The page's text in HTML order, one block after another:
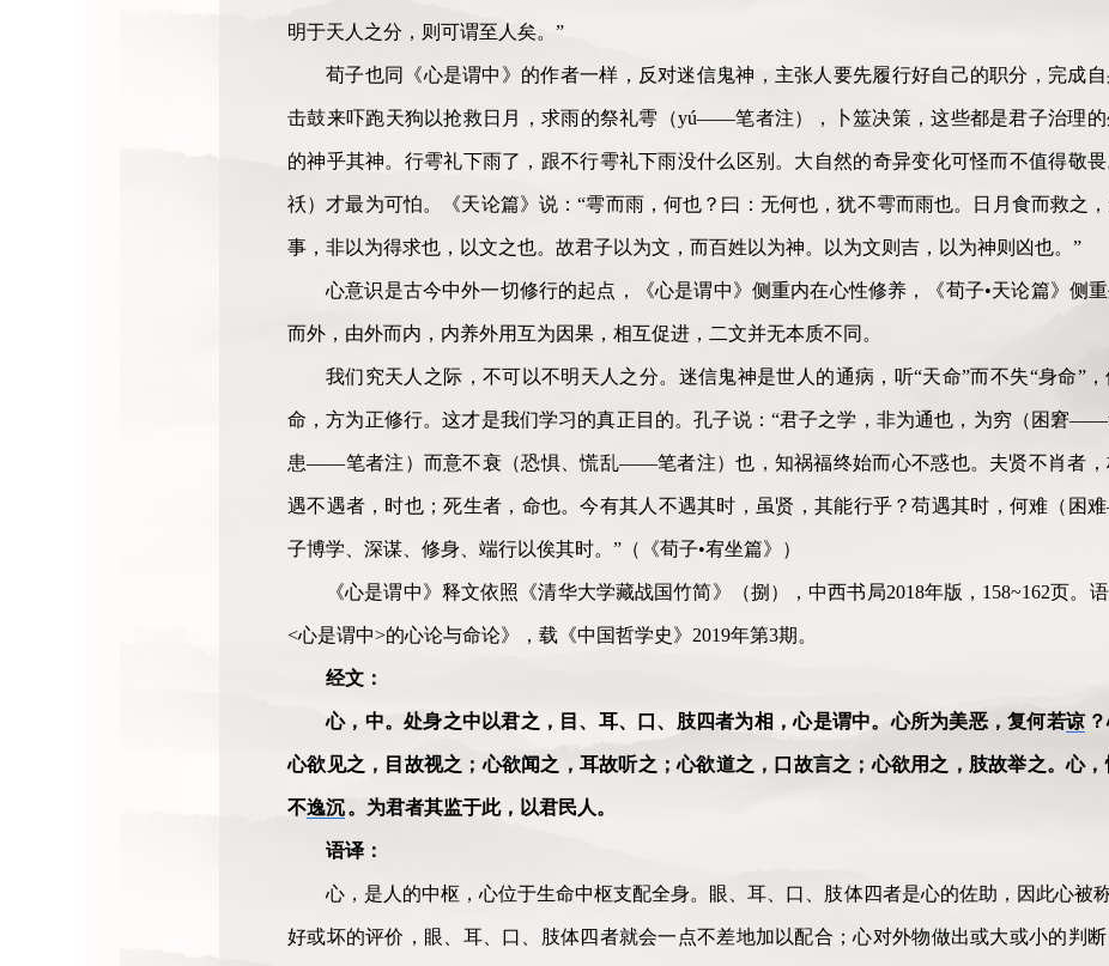
明于天人之分，则可谓至人矣。”
荀子也同《心是谓中》的作者一样，反对迷信鬼神，主张人要先履行好自己的职分，完成
击鼓来吓跑天狗以抢救日月，求雨的祭礼雩（yú——笔者注），卜筮决策，这些都是君子治理
的神乎其神。行雩礼下雨了，跟不行雩礼下雨没什么区别。大自然的奇异变化可怪而不值得敬
祅）才最为可怕。《天论篇》说：“雩而雨，何也？曰：无何也，犹不雩而雨也。日月食而救之
事，非以为得求也，以文之也。故君子以为文，而百姓以为神。以为文则吉，以为神则凶也。”
心意识是古今中外一切修行的起点，《心是谓中》侧重内在心性修养，《荀子•天论篇》侧
而外，由外而内，内养外用互为因果，相互促进，二文并无本质不同。
我们究天人之际，不可以不明天人之分。迷信鬼神是世人的通病，听“天命”而不失“身命”
命，方为正修行。这才是我们学习的真正目的。孔子说：“君子之学，非为通也，为穷（困窘
患——笔者注）而意不衰（恐惧、慌乱——笔者注）也，知祸福终始而心不惑也。夫贤不肖者，
遇不遇者，时也；死生者，命也。今有其人不遇其时，虽贤，其能行乎？苟遇其时，何难（困
子博学、深谋、修身、端行以俟其时。”（《荀子•宥坐篇》）
《心是谓中》释文依照《清华大学藏战国竹简》（捌），中西书局2018年版，158~162页。
<心是谓中>的心论与命论》，载《中国哲学史》2019年第3期。
经文：
心，中。处身之中以君之，目、耳、口、肢四者为相，心是谓中。心所为美恶，复何若谅
心欲见之，目故视之；心欲闻之，耳故听之；心欲道之，口故言之；心欲用之，肢故举之。心，
不逸沉。为君者其监于此，以君民人。
语译：
心，是人的中枢，心位于生命中枢支配全身。眼、耳、口、肢体四者是心的佐助，因此心被
好或坏的评价，眼、耳、口、肢体四者就会一点不差地加以配合；心对外物做出或大或小的判